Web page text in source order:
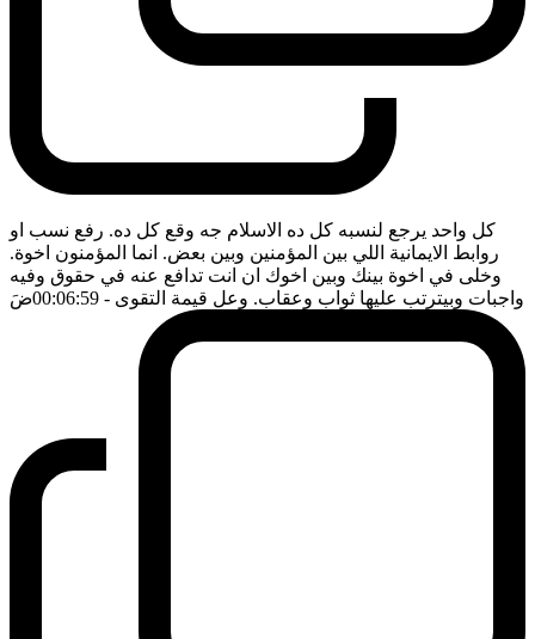
كل واحد يرجع لنسبه كل ده الاسلام جه وقع كل ده. رفع نسب او
روابط الايمانية اللي بين المؤمنين وبين بعض. انما المؤمنون اخوة.
وخلى في اخوة بينك وبين اخوك ان انت تدافع عنه في حقوق وفيه
واجبات وبيترتب عليها ثواب وعقاب. وعل قيمة التقوى - 00:06:59 ضَ